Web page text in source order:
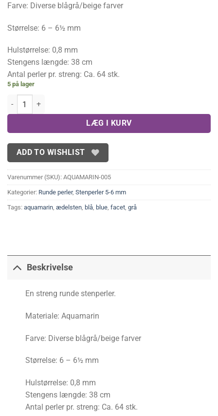
Farve: Diverse blågrå/beige farver
Størrelse: 6 – 6½ mm
Hulstørrelse: 0,8 mm
Stengens længde: 38 cm
Antal perler pr. streng: Ca. 64 stk.
5 på lager
Aquamarin 6 mm antal
LÆG I KURV
ADD TO WISHLIST
Varenummer (SKU): AQUAMARIN-005
Kategorier: Runde perler, Stenperler 5-6 mm
Tags: aquamarin, ædelsten, blå, blue, facet, grå
Beskrivelse
En streng runde stenperler.
Materiale: Aquamarin
Farve: Diverse blågrå/beige farver
Størrelse: 6 – 6½ mm
Hulstørrelse: 0,8 mm
Stengens længde: 38 cm
Antal perler pr. streng: Ca. 64 stk.